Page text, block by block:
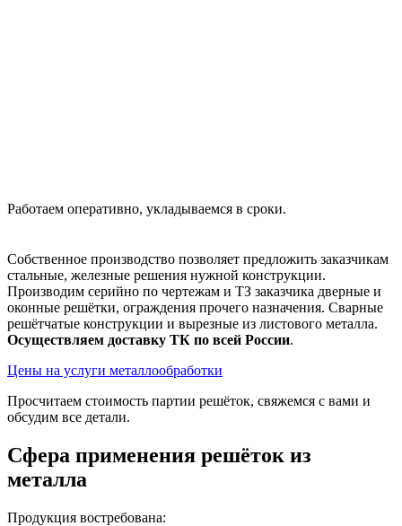
Работаем оперативно, укладываемся в сроки.
Собственное производство позволяет предложить заказчикам
стальные, железные решения нужной конструкции.
Производим серийно по чертежам и ТЗ заказчика дверные и
оконные решётки, ограждения прочего назначения. Сварные
решётчатые конструкции и вырезные из листового металла.
Осуществляем доставку ТК по всей России.
Цены на услуги металлообработки
Просчитаем стоимость партии решёток, свяжемся с вами и
обсудим все детали.
Сфера применения решёток из
металла
Продукция востребована: